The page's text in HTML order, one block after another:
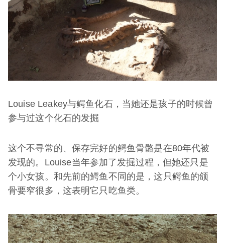
Louise Leakey与鳄鱼化石，当她还是孩子的时候曾
参与过这个化石的发掘
这个不寻常的、保存完好的鳄鱼骨骼是在80年代被
发现的。Louise当年参加了发掘过程，但她还只是
个小女孩。和先前的鳄鱼不同的是，这只鳄鱼的颌
骨要窄很多，这表明它只吃鱼类。